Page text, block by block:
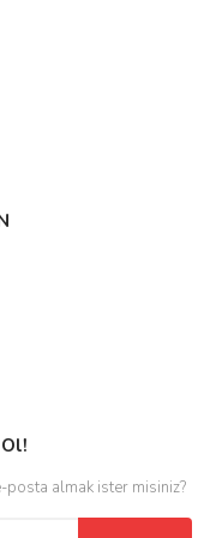
posta almak ister misiniz?